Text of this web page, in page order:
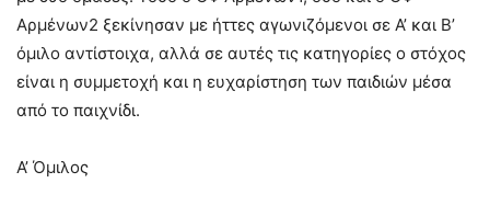
Αρμένων2 ξεκίνησαν με ήττες αγωνιζόμενοι σε Α’ και Β’
όμιλο αντίστοιχα, αλλά σε αυτές τις κατηγορίες ο στόχος
είναι η συμμετοχή και η ευχαρίστηση των παιδιών μέσα
από το παιχνίδι.
Α’ Όμιλος